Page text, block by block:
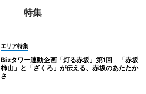
特集
エリア特集
Bizタワー連動企画「灯る赤坂」第1回 「赤坂
柿山」と「ざくろ」が伝える、赤坂のあたたか
さ